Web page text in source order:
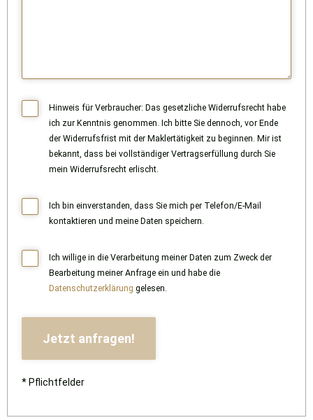
Hinweis für Verbraucher: Das gesetzliche Widerrufsrecht habe
ich zur Kenntnis genommen. Ich bitte Sie dennoch, vor Ende
der Widerrufsfrist mit der Maklertätigkeit zu beginnen. Mir ist
bekannt, dass bei vollständiger Vertragserfüllung durch Sie
mein Widerrufsrecht erlischt.
Ich bin einverstanden, dass Sie mich per Telefon/E-Mail
kontaktieren und meine Daten speichern.
Ich willige in die Verarbeitung meiner Daten zum Zweck der
Bearbeitung meiner Anfrage ein und habe die
Datenschutzerklärung gelesen.
* Pflichtfelder